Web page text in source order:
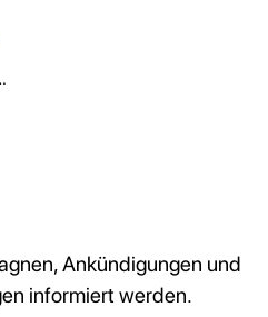
Ankündigungen und
informiert werden.